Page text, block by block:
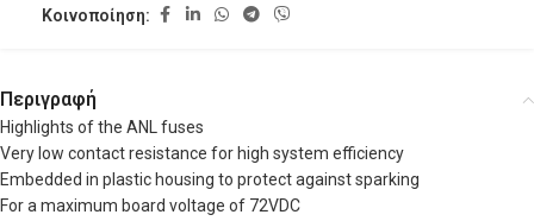
Κοινοποίηση:
Περιγραφή
Highlights of the ANL fuses
Very low contact resistance for high system efficiency
Embedded in plastic housing to protect against sparking
For a maximum board voltage of 72VDC